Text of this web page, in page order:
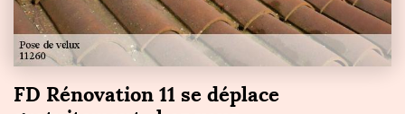
FD Rénovation 11 se déplace